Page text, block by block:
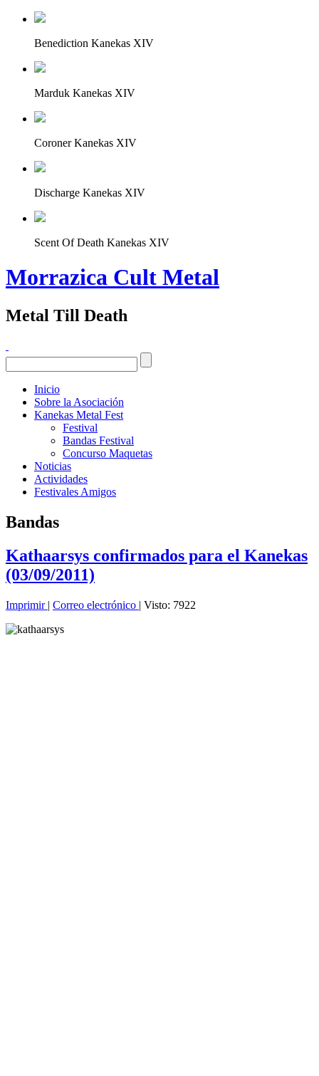
Benediction Kanekas XIV
Marduk Kanekas XIV
Coroner Kanekas XIV
Discharge Kanekas XIV
Scent Of Death Kanekas XIV
Morrazica Cult Metal
Metal Till Death
Inicio
Sobre la Asociación
Kanekas Metal Fest
Festival
Bandas Festival
Concurso Maquetas
Noticias
Actividades
Festivales Amigos
Bandas
Kathaarsys confirmados para el Kanekas
(03/09/2011)
Imprimir | Correo electrónico | Visto: 7922